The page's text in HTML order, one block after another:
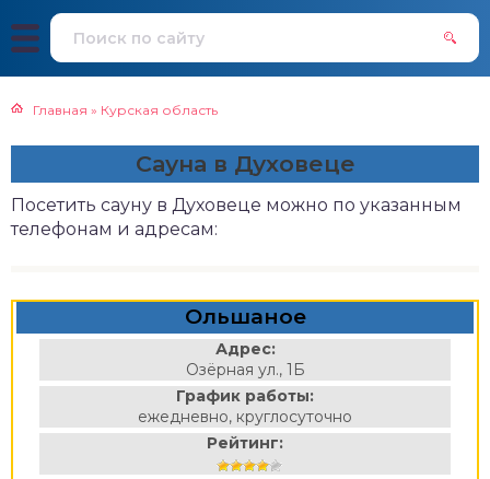
Главная » Курская область
Сауна в Духовеце
Посетить сауну в Духовеце можно по указанным
телефонам и адресам:
Ольшаное
Адрес:
Озёрная ул., 1Б
График работы:
ежедневно, круглосуточно
Рейтинг: